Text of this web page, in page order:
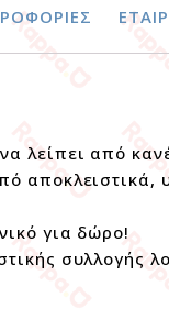
λείπει από
αποκλειστικά,
για δώρο!
συλλογής